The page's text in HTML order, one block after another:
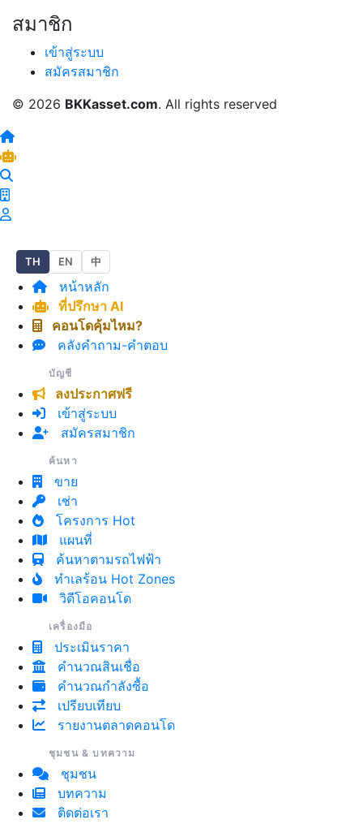
+−
Leaflet
| © OpenStreetMap
สมาชิก
เข้าสู่ระบบ
สมัครสมาชิก
© 2026 BKKasset.com. All rights reserved
TH EN 中
หน้าหลัก
ที่ปรึกษา AI
คอนโดคุ้มไหม?
คลังคำถาม-คำตอบ
บัญชี
ลงประกาศฟรี
เข้าสู่ระบบ
สมัครสมาชิก
ค้นหา
ขาย
เช่า
โครงการ Hot
แผนที่
ค้นหาตามรถไฟฟ้า
ทำเลร้อน Hot Zones
วิดีโอคอนโด
เครื่องมือ
ประเมินราคา
คำนวณสินเชื่อ
คำนวณกำลังซื้อ
เปรียบเทียบ
รายงานตลาดคอนโด
ชุมชน & บทความ
ชุมชน
บทความ
ติดต่อเรา